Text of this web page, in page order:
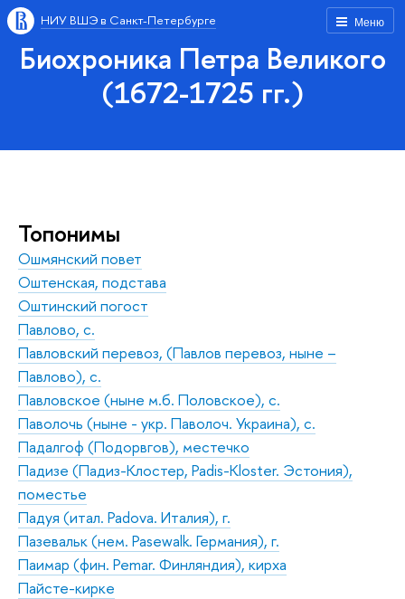
Меню
НИУ ВШЭ в Санкт-Петербурге
Биохроника Петра Великого
(1672-1725 гг.)
Топонимы
Ошмянский повет
Оштенская, подстава
Оштинский погост
Павлово, с.
Павловский перевоз, (Павлов перевоз, ныне –
Павлово), с.
Павловское (ныне м.б. Половское), с.
Паволочь (ныне - укр. Паволоч. Украина), с.
Падалгоф (Подорвгов), местечко
Падизе (Падиз-Клостер, Padis-Kloster. Эстония),
поместье
Падуя (итал. Padova. Италия), г.
Пазевальк (нем. Pasewalk. Германия), г.
Паимар (фин. Pemar. Финляндия), кирха
Пайсте-кирке